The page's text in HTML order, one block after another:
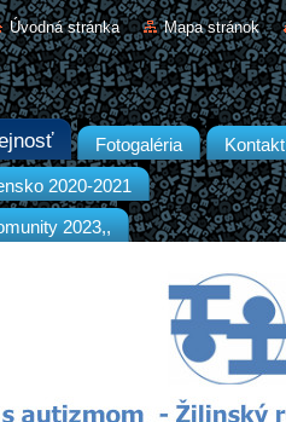
Úvodná stránka Mapa stránok
Fotogaléria Kontakt
2020-2021
2023,,